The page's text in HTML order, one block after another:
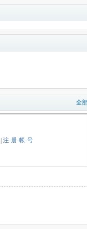
全
注-册-帐-号